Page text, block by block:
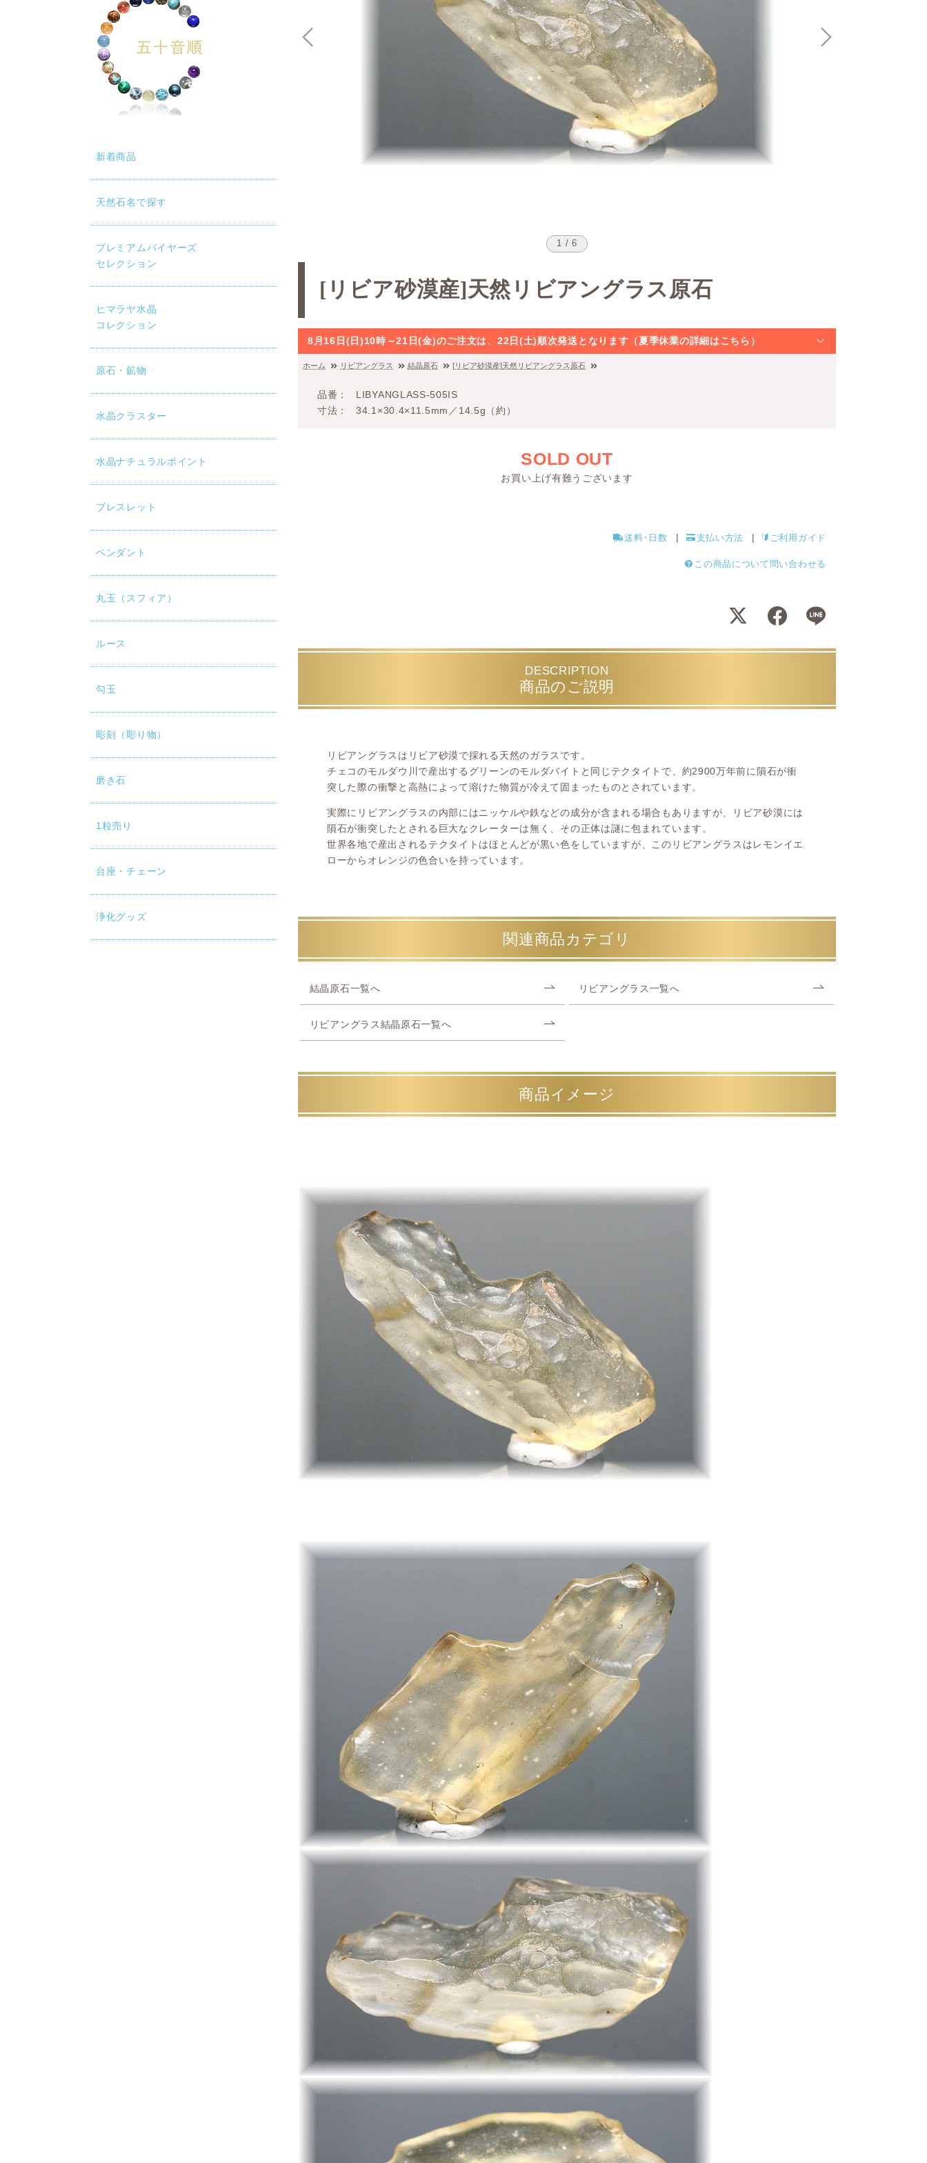
新着商品
天然石名で探す
プレミアムバイヤーズ
セレクション
ヒマラヤ水晶
コレクション
原石・鉱物
水晶クラスター
水晶ナチュラルポイント
ブレスレット
ペンダント
丸玉（スフィア）
ルース
勾玉
彫刻（彫り物）
磨き石
1粒売り
台座・チェーン
浄化グッズ
1 / 6
[リビア砂漠産]天然リビアングラス原石
8月16日(日)10時～21日(金)のご注文は、22日(土)順次発送となります（夏季休業の詳細はこちら）
ホーム リビアングラス 結晶原石 [リビア砂漠産]天然リビアングラス原石
品番
LIBYANGLASS-505IS
寸法
34.1×30.4×11.5mm／14.5g（約）
SOLD OUT
お買い上げ有難うございます
送料･日数 支払い方法 ご利用ガイド
この商品について問い合わせる
DESCRIPTION
商品のご説明
リビアングラスはリビア砂漠で採れる天然のガラスです。
チェコのモルダウ川で産出するグリーンのモルダバイトと同じテクタイトで、約2900万年前に隕石が衝
突した際の衝撃と高熱によって溶けた物質が冷えて固まったものとされています。
実際にリビアングラスの内部にはニッケルや鉄などの成分が含まれる場合もありますが、リビア砂漠には
隕石が衝突したとされる巨大なクレーターは無く、その正体は謎に包まれています。
世界各地で産出されるテクタイトはほとんどが黒い色をしていますが、このリビアングラスはレモンイエ
ローからオレンジの色合いを持っています。
関連商品カテゴリ
結晶原石一覧へ リビアングラス一覧へ
リビアングラス結晶原石一覧へ
商品イメージ